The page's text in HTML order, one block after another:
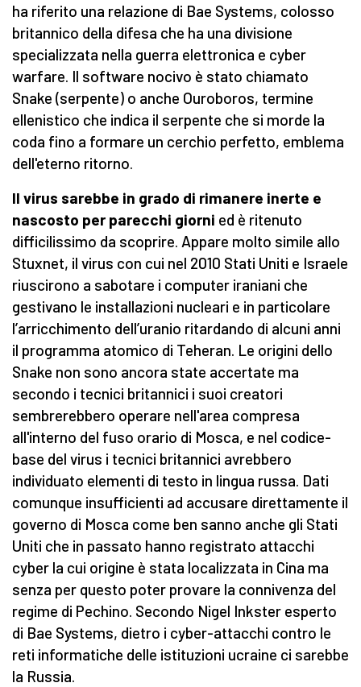
ha riferito una relazione di Bae Systems, colosso
britannico della difesa che ha una divisione
specializzata nella guerra elettronica e cyber
warfare. Il software nocivo è stato chiamato
Snake (serpente) o anche Ouroboros, termine
ellenistico che indica il serpente che si morde la
coda fino a formare un cerchio perfetto, emblema
dell'eterno ritorno.
Il virus sarebbe in grado di rimanere inerte e
nascosto per parecchi giorni ed è ritenuto
difficilissimo da scoprire. Appare molto simile allo
Stuxnet, il virus con cui nel 2010 Stati Uniti e Israele
riuscirono a sabotare i computer iraniani che
gestivano le installazioni nucleari e in particolare
l’arricchimento dell’uranio ritardando di alcuni anni
il programma atomico di Teheran. Le origini dello
Snake non sono ancora state accertate ma
secondo i tecnici britannici i suoi creatori
sembrerebbero operare nell'area compresa
all'interno del fuso orario di Mosca, e nel codice-
base del virus i tecnici britannici avrebbero
individuato elementi di testo in lingua russa. Dati
comunque insufficienti ad accusare direttamente il
governo di Mosca come ben sanno anche gli Stati
Uniti che in passato hanno registrato attacchi
cyber la cui origine è stata localizzata in Cina ma
senza per questo poter provare la connivenza del
regime di Pechino. Secondo Nigel Inkster esperto
di Bae Systems, dietro i cyber-attacchi contro le
reti informatiche delle istituzioni ucraine ci sarebbe
la Russia.